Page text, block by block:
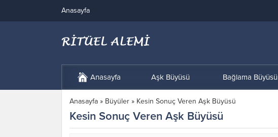
Anasayfa
Anasayfa Aşk Büyüsü Bağlama Büyüsü
Anasayfa » Büyüler » Kesin Sonuç Veren Aşk Büyüsü
Kesin Sonuç Veren Aşk Büyüsü